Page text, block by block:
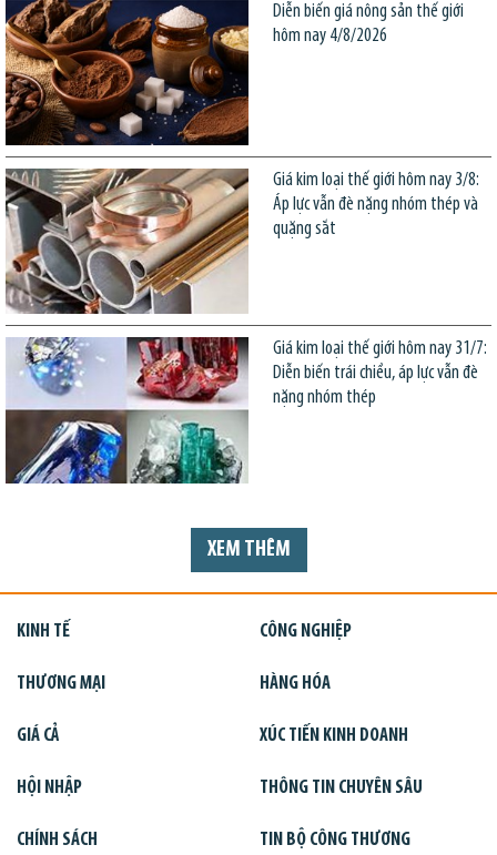
Diễn biến giá nông sản thế giới
hôm nay 4/8/2026
Giá kim loại thế giới hôm nay 3/8:
Áp lực vẫn đè nặng nhóm thép và
quặng sắt
Giá kim loại thế giới hôm nay 31/7:
Diễn biến trái chiều, áp lực vẫn đè
nặng nhóm thép
XEM THÊM
KINH TẾ CÔNG NGHIỆP
THƯƠNG MẠI HÀNG HÓA
GIÁ CẢ XÚC TIẾN KINH DOANH
HỘI NHẬP THÔNG TIN CHUYÊN SÂU
CHÍNH SÁCH TIN BỘ CÔNG THƯƠNG